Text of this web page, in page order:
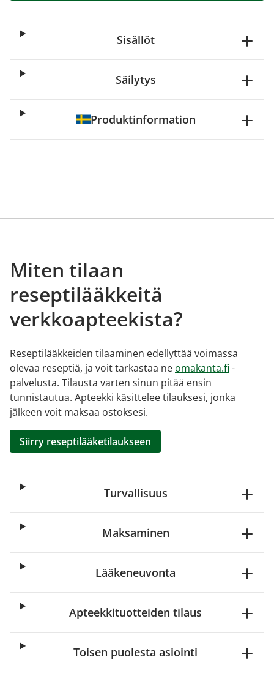
Sisällöt
Säilytys
Produktinformation
Miten tilaan
reseptilääkkeitä
verkkoapteekista?
Reseptilääkkeiden tilaaminen edellyttää voimassa
olevaa reseptiä, ja voit tarkastaa ne omakanta.fi -
palvelusta. Tilausta varten sinun pitää ensin
tunnistautua. Apteekki käsittelee tilauksesi, jonka
jälkeen voit maksaa ostoksesi.
Siirry reseptilääketilaukseen
Turvallisuus
Maksaminen
Lääkeneuvonta
Apteekkituotteiden tilaus
Toisen puolesta asiointi